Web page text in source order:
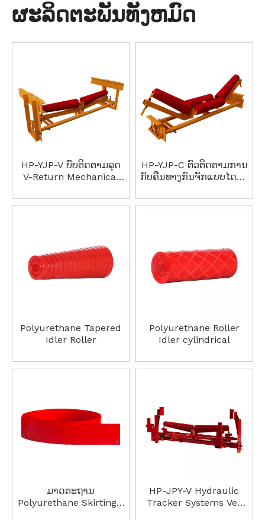
ຜະລິດຕະພັນທັງຫມົດ
HP-YJP-V ບົບຕິດຕາມລຸດ
V-Return Mechanical
HP-YJP-C ຕົວຕິດຕາມການ
ກັບຄືນທາງກົນຈັກແບບໄດນາ
Polyurethane Tapered
Idler Roller
Polyurethane Roller
Idler cylindrical
ມາດຕະຖານ
Polyurethane Skirting -
HP-JPY-V Hydraulic
Tracker Systems Vee